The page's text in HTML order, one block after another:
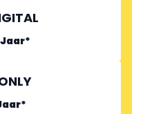
Jaar*
*